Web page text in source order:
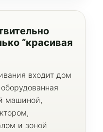
“красивая
входит дом
машиной,
и зоной